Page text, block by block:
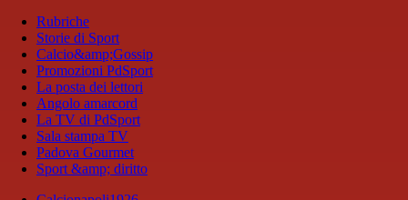
Rubriche
Storie di Sport
Calcio&amp;Gossip
Promozioni PdSport
La posta dei lettori
Angolo amarcord
La TV di PdSport
Sala stampa TV
Padova Gourmet
Sport &amp; diritto